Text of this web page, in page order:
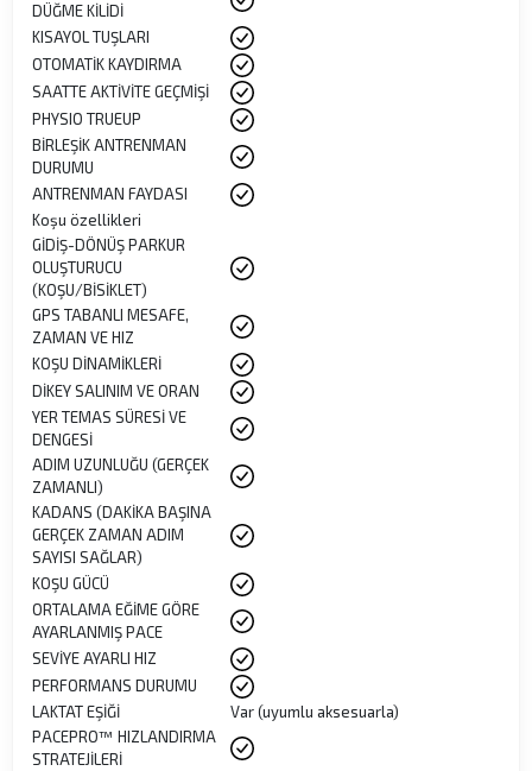
DÜĞME KİLİDİ
KISAYOL TUŞLARI
OTOMATİK KAYDIRMA
SAATTE AKTİVİTE GEÇMİŞİ
PHYSIO TRUEUP
BİRLEŞİK ANTRENMAN
DURUMU
ANTRENMAN FAYDASI
Koşu özellikleri
GİDİŞ-DÖNÜŞ PARKUR
OLUŞTURUCU
(KOŞU/BİSİKLET)
GPS TABANLI MESAFE,
ZAMAN VE HIZ
KOŞU DİNAMİKLERİ
DİKEY SALINIM VE ORAN
YER TEMAS SÜRESİ VE
DENGESİ
ADIM UZUNLUĞU (GERÇEK
ZAMANLI)
KADANS (DAKİKA BAŞINA
GERÇEK ZAMAN ADIM
SAYISI SAĞLAR)
KOŞU GÜCÜ
ORTALAMA EĞİME GÖRE
AYARLANMIŞ PACE
SEVİYE AYARLI HIZ
PERFORMANS DURUMU
LAKTAT EŞİĞİ
Var (uyumlu aksesuarla)
PACEPRO™ HIZLANDIRMA
STRATEJİLERİ